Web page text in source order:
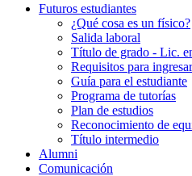
Futuros estudiantes
¿Qué cosa es un físico?
Salida laboral
Título de grado - Lic.
Requisitos para ingresar
Guía para el estudiante
Programa de tutorías
Plan de estudios
Reconocimiento de
Título intermedio
Alumni
Comunicación